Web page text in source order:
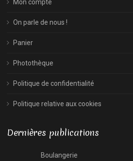
Mon compte
On parle de nous !
Panier
Photothèque
Politique de confidentialité
Politique relative aux cookies
Dernières publications
Boulangerie